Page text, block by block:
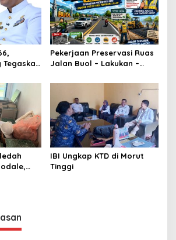
Tegaskan
Pekerjaan Preservasi Ruas
Jalan Buol – Lakukan –
Rampung Warga Buol
Sangat Legah
IBI Ungkap KTD di Morut
Tinggi